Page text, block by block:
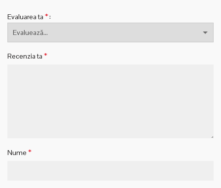
Evaluarea ta *
Recenzia ta *
Nume *